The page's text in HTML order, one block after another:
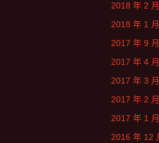
2018 年 2 月
2018 年 1 月
2017 年 9 月
2017 年 4 月
2017 年 3 月
2017 年 2 月
2017 年 1 月
2016 年 12